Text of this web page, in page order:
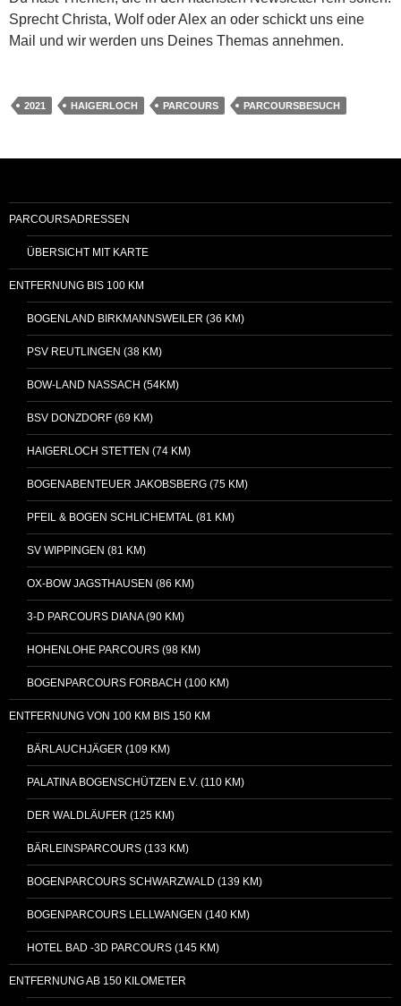
Sprecht Christa, Wolf oder Alex an oder schickt uns eine
Mail und wir werden uns Deines Themas annehmen.
2021 HAIGERLOCH PARCOURS PARCOURSBESUCH
PARCOURSADRESSEN
ÜBERSICHT MIT KARTE
ENTFERNUNG BIS 100 KM
BOGENLAND BIRKMANNSWEILER (36 KM)
PSV REUTLINGEN (38 KM)
BOW-LAND NASSACH (54KM)
BSV DONZDORF (69 KM)
HAIGERLOCH STETTEN (74 KM)
BOGENABENTEUER JAKOBSBERG (75 KM)
PFEIL & BOGEN SCHLICHEMTAL (81 KM)
SV WIPPINGEN (81 KM)
OX-BOW JAGSTHAUSEN (86 KM)
3-D PARCOURS DIANA (90 KM)
HOHENLOHE PARCOURS (98 KM)
BOGENPARCOURS FORBACH (100 KM)
ENTFERNUNG VON 100 KM BIS 150 KM
BÄRLAUCHJÄGER (109 KM)
PALATINA BOGENSCHÜTZEN E.V. (110 KM)
DER WALDLÄUFER (125 KM)
BÄRLEINSPARCOURS (133 KM)
BOGENPARCOURS SCHWARZWALD (139 KM)
BOGENPARCOURS LELLWANGEN (140 KM)
HOTEL BAD -3D PARCOURS (145 KM)
ENTFERNUNG AB 150 KILOMETER